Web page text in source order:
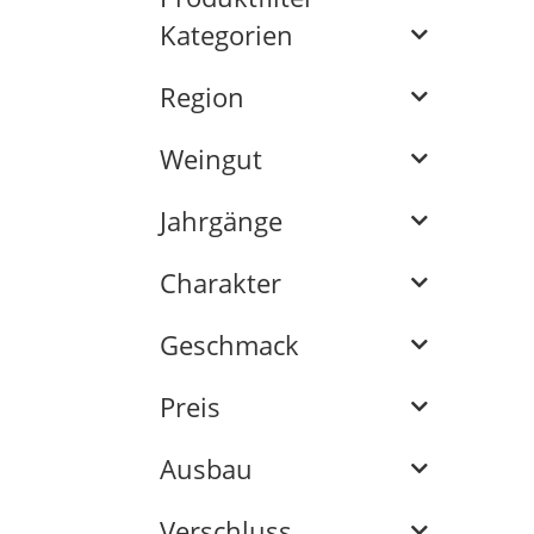
Kategorien
Region
Weingut
Jahrgänge
Charakter
Geschmack
Preis
Ausbau